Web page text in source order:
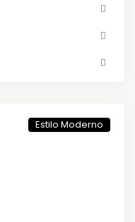
Estilo Moderno